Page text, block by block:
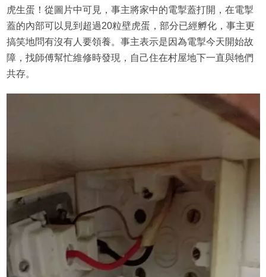
虎生蛋！從圖片中可見，事主將家中的電掣蓋打開，在電掣
蓋的內部可以見到超過20粒壁虎蛋，部分已經孵化，事主更
搞笑地問有沒有人要領養。事主表示是因為電掣今天開始故
障，找師傅幫忙維修時發現，自己住在村屋地下一直與牠們
共存。